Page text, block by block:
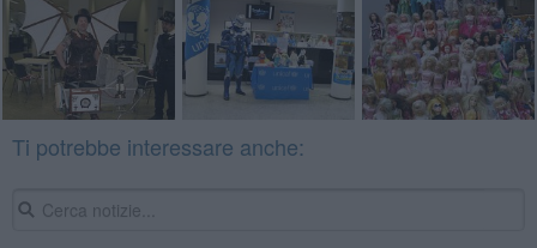
Ti potrebbe interessare anche: